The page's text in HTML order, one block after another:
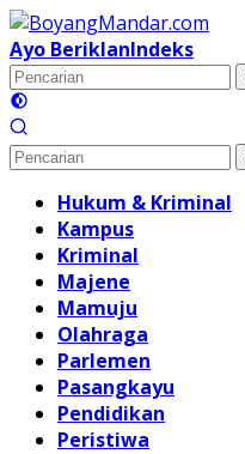
Langsung
ke
konten
Ayo BeriklanIndeks
Hukum & Kriminal
Kampus
Kriminal
Majene
Mamuju
Olahraga
Parlemen
Pasangkayu
Pendidikan
Peristiwa